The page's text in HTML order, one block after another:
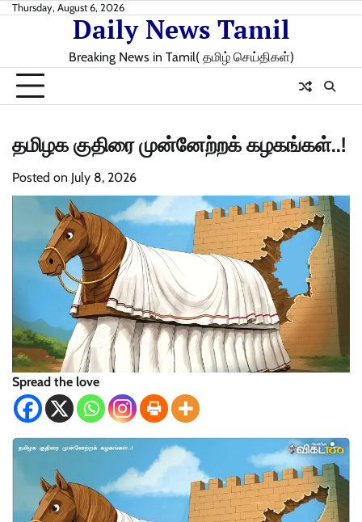
SkipThursday, August 6, 2026
Daily News Tamil
Breaking News in Tamil( தமிழ் செய்திகள்)
தமிழக குதிரை முன்னேற்ற‌க் கழகங்கள்..!
Posted on July 8, 2026
Spread the love